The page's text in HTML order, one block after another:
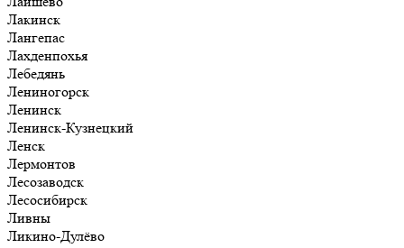
Лакинск
Лангепас
Лахденпохья
Лебедянь
Лениногорск
Ленинск
Ленинск-Кузнецкий
Ленск
Лермонтов
Лесозаводск
Лесосибирск
Ливны
Ликино-Дулёво